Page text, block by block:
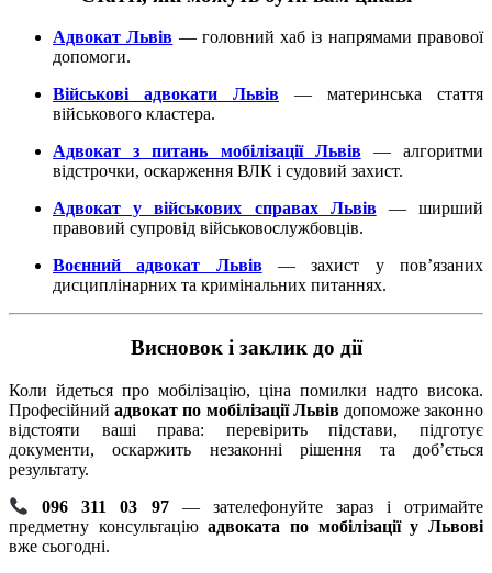
Адвокат Львів — головний хаб із напрямами правової
допомоги.
Військові адвокати Львів — материнська стаття
військового кластера.
Адвокат з питань мобілізації Львів— алгоритми
відстрочки, оскарження ВЛК і судовий захист.
Адвокат у військових справах Львів— ширший
правовий супровід військовослужбовців.
Воєнний адвокат Львів— захист у пов’язаних
дисциплінарних та кримінальних питаннях.
Висновок і заклик до дії
Коли йдеться про мобілізацію, ціна помилки надто висока.
Професійнийадвокат по мобілізації Львівдопоможе законно
відстояти ваші права: перевірить підстави, підготує
документи, оскаржить незаконні рішення та доб’ється
результату.
096 311 03 97— зателефонуйте зараз і отримайте
предметну консультаціюадвоката по мобілізації у Львові
вже сьогодні.